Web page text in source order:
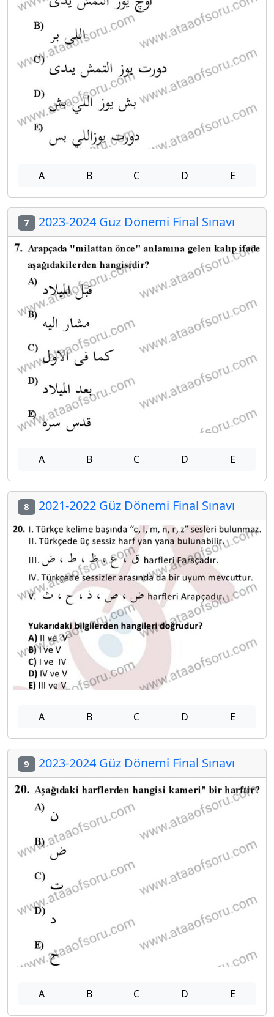
A B C D E
7 2023-2024 Güz Dönemi Final Sınavı
A B C D E
8 2021-2022 Güz Dönemi Final Sınavı
A B C D E
9 2023-2024 Güz Dönemi Final Sınavı
A B C D E